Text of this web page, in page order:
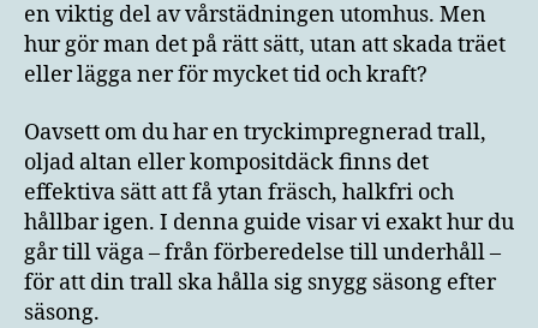
en viktig del av vårstädningen utomhus. Men
hur gör man det på rätt sätt, utan att skada träet
eller lägga ner för mycket tid och kraft?
Oavsett om du har en tryckimpregnerad trall,
oljad altan eller kompositdäck finns det
effektiva sätt att få ytan fräsch, halkfri och
hållbar igen. I denna guide visar vi exakt hur du
går till väga – från förberedelse till underhåll –
för att din trall ska hålla sig snygg säsong efter
säsong.